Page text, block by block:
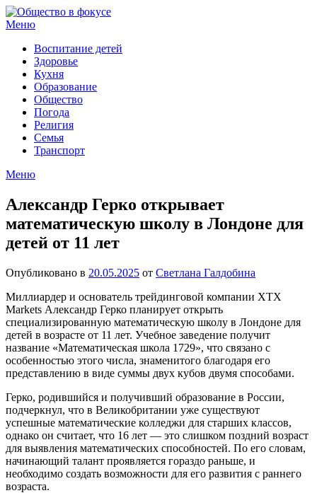
Перейти
к
Меню
Воспитание детей
Здоровье
Кухня
Образование
Общество
Погода
Религия
Семья
Транспорт
Меню
Александр Герко открывает
математическую школу в Лондоне для
детей от 11 лет
Опубликовано в 20.05.2025 от Светлана Галдобина
Миллиардер и основатель трейдинговой компании XTX
Markets Александр Герко планирует открыть
специализированную математическую школу в Лондоне для
детей в возрасте от 11 лет. Учебное заведение получит
название «Математическая школа 1729», что связано с
особенностью этого числа, знаменитого благодаря его
представлению в виде суммы двух кубов двумя способами.
Герко, родившийся и получивший образование в России,
подчеркнул, что в Великобритании уже существуют
успешные математические колледжи для старших классов,
однако он считает, что 16 лет — это слишком поздний возраст
для выявления математических способностей. По его словам,
начинающий талант проявляется гораздо раньше, и
необходимо создать возможности для его развития с раннего
возраста.